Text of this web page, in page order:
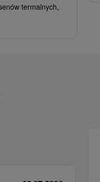
termalnych,